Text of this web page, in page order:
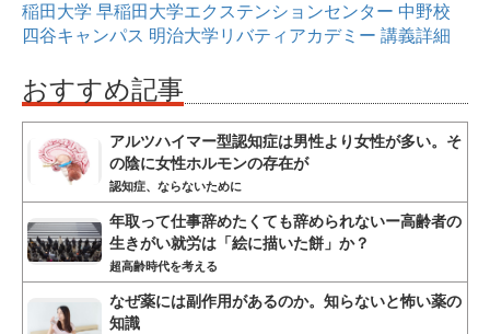
稲田大学 早稲田大学エクステンションセンター 中野校
四谷キャンパス 明治大学リバティアカデミー 講義詳細
おすすめ記事
アルツハイマー型認知症は男性より女性が多い。そ
の陰に女性ホルモンの存在が
認知症、ならないために
年取って仕事辞めたくても辞められないー高齢者の
生きがい就労は「絵に描いた餅」か？
超高齢時代を考える
なぜ薬には副作用があるのか。知らないと怖い薬の
知識